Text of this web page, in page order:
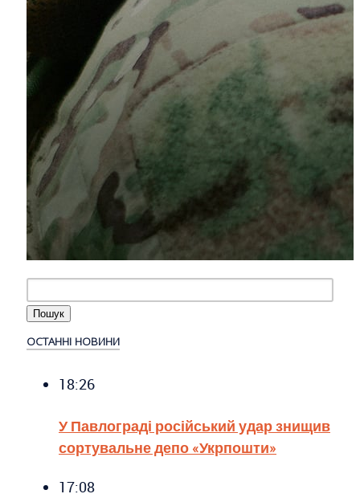
ОСТАННІ НОВИНИ
18:26
У Павлограді російський удар знищив
сортувальне депо «Укрпошти»
17:08